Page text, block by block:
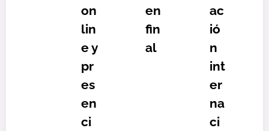
on
lin
e y
pr
es
en
ci
en
fin
al
ac
ió
n
int
er
na
ci